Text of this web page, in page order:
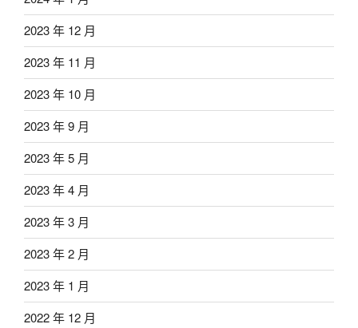
2023 年 12 月
2023 年 11 月
2023 年 10 月
2023 年 9 月
2023 年 5 月
2023 年 4 月
2023 年 3 月
2023 年 2 月
2023 年 1 月
2022 年 12 月